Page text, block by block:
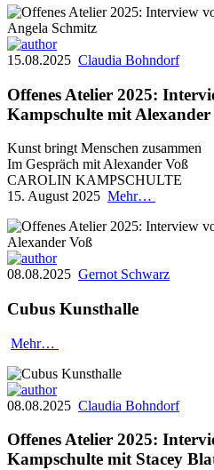
15.08.2025 Claudia Bohndorf
Offenes Atelier 2025:
Kampschulte mit Alexander
Kunst bringt Menschen zusammen
Im Gespräch mit Alexander Voß
CAROLIN KAMPSCHULTE
15. August 2025 Mehr…
08.08.2025 Gernot Schwarz
Cubus Kunsthalle
Mehr…
08.08.2025 Claudia Bohndorf
Offenes Atelier 2025:
Kampschulte mit Stacey